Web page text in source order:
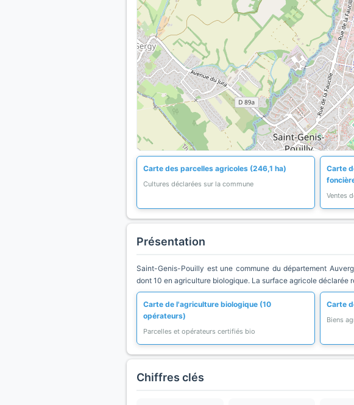
Carte des parcelles agricoles (246,1 ha)
Cultures déclarées sur la commune
Carte
Ventes
Présentation
Saint-Genis-Pouilly est une commune du département
dont 10 en agriculture biologique. La surface agricole déclarée
Carte de l'agriculture biologique (10
opérateurs)
Parcelles et opérateurs certifiés bio
Carte
Biens
Chiffres clés